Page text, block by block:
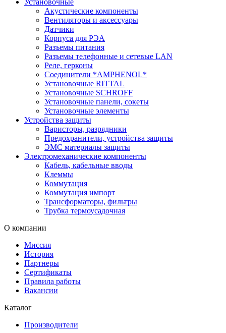
Установочные
Акустические компоненты
Вентиляторы и аксессуары
Датчики
Корпуса для РЭА
Разъемы питания
Разъемы телефонные и сетевые LAN
Реле, герконы
Соединители *AMPHENOL*
Установочные RITTAL
Установочные SCHROFF
Установочные панели, сокеты
Установочные элементы
Устройства защиты
Варисторы, разрядники
Предохранители, устройства защиты
ЭМС материалы защиты
Электромеханические компоненты
Кабель, кабельные вводы
Клеммы
Коммутация
Коммутация импорт
Трансформаторы, фильтры
Трубка термоусадочная
О компании
Миссия
История
Партнеры
Сертификаты
Правила работы
Вакансии
Каталог
Производители